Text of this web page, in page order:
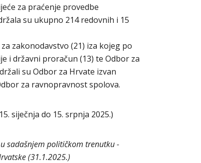
za praćenje provedbe
su ukupno 214 redovnih i 15
zakonodavstvo (21) iza kojeg po
i državni proračun (13) te Odbor za
su Odbor za Hrvate izvan
za ravnopravnost spolova.
siječnja do 15. srpnja 2025.)
sadašnjem političkom trenutku -
(31.1.2025.)